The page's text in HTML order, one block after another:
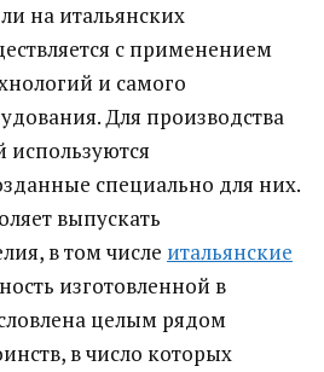
на итальянских
с применением
и самого
Для производства
специально для них.
выпускать
в том числе итальянские
изготовленной в
целым рядом
в число которых